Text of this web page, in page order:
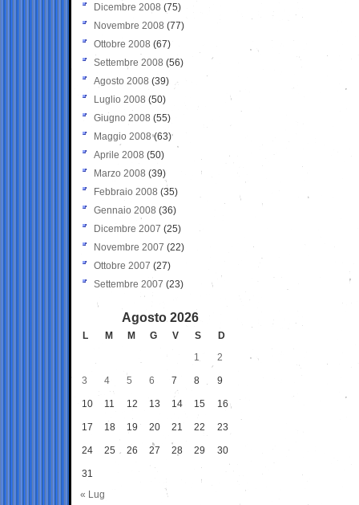
Dicembre 2008 (75)
Novembre 2008 (77)
Ottobre 2008 (67)
Settembre 2008 (56)
Agosto 2008 (39)
Luglio 2008 (50)
Giugno 2008 (55)
Maggio 2008(63)
Aprile 2008 (50)
Marzo 2008 (39)
Febbraio 2008 (35)
Gennaio 2008 (36)
Dicembre 2007 (25)
Novembre 2007 (22)
Ottobre 2007 (27)
Settembre 2007 (23)
Agosto 2026
L M M G V S
D
1
2
3 4 5 6 7 8 9
10 11 12 13 14 15 16
17 18 19 20 21 22 23
24 25 26 27 28 29 30
31
« Lug